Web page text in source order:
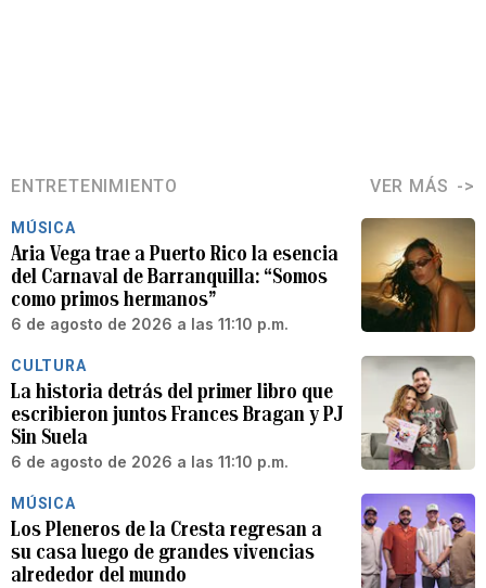
ENTRETENIMIENTO VER MÁS
MÚSICA
Aria Vega trae a Puerto Rico la esencia
del Carnaval de Barranquilla: “Somos
como primos hermanos”
6 de agosto de 2026 a las 11:10 p.m.
CULTURA
La historia detrás del primer libro que
escribieron juntos Frances Bragan y PJ
Sin Suela
6 de agosto de 2026 a las 11:10 p.m.
MÚSICA
Los Pleneros de la Cresta regresan a
su casa luego de grandes vivencias
alrededor del mundo